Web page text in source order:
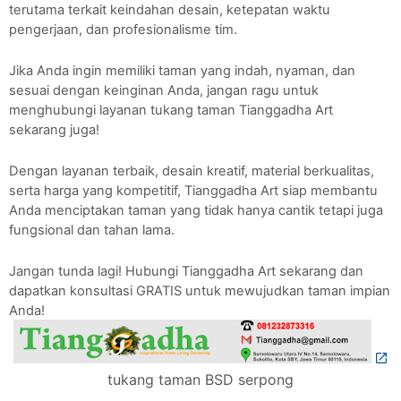
terutama terkait keindahan desain, ketepatan waktu
pengerjaan, dan profesionalisme tim.
Jika Anda ingin memiliki taman yang indah, nyaman, dan
sesuai dengan keinginan Anda, jangan ragu untuk
menghubungi layanan tukang taman Tianggadha Art
sekarang juga!
Dengan layanan terbaik, desain kreatif, material berkualitas,
serta harga yang kompetitif, Tianggadha Art siap membantu
Anda menciptakan taman yang tidak hanya cantik tetapi juga
fungsional dan tahan lama.
Jangan tunda lagi! Hubungi Tianggadha Art sekarang dan
dapatkan konsultasi GRATIS untuk mewujudkan taman impian
Anda!
tukang taman BSD serpong